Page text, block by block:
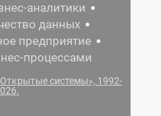
аналитики
данных
предприятие
процессами
системы», 1992-